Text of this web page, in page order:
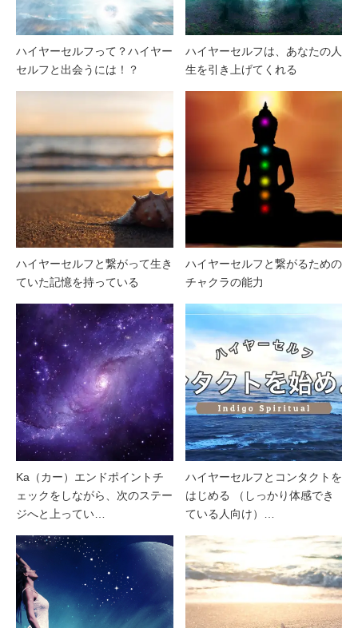
ハイヤーセルフって？ハイヤー
セルフと出会うには！？
ハイヤーセルフは、あなたの人
生を引き上げてくれる
ハイヤーセルフと繋がって生き
ていた記憶を持っている
ハイヤーセルフと繋がるための
チャクラの能力
Ka（カー）エンドポイントチ
ェックをしながら、次のステー
ジへと上ってい…
ハイヤーセルフとコンタクトを
はじめる （しっかり体感でき
ている人向け）…